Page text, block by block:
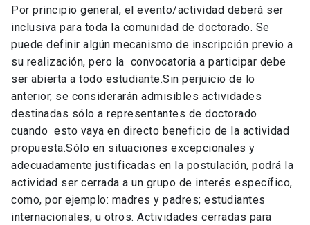
Por principio general, el evento/actividad deberá ser
inclusiva para toda la comunidad de doctorado. Se
puede definir algún mecanismo de inscripción previo a
su realización, pero la convocatoria a participar debe
ser abierta a todo estudiante.Sin perjuicio de lo
anterior, se considerarán admisibles actividades
destinadas sólo a representantes de doctorado
cuando esto vaya en directo beneficio de la actividad
propuesta.Sólo en situaciones excepcionales y
adecuadamente justificadas en la postulación, podrá la
actividad ser cerrada a un grupo de interés específico,
como, por ejemplo: madres y padres; estudiantes
internacionales, u otros. Actividades cerradas para